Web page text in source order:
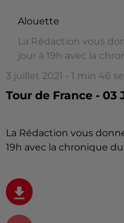
Alouette
La Rédaction vous
jour à 19h avec la
3 juillet 2021 - 1 min 46
Tour de France - 03
La Rédaction vous
19h avec la chronique